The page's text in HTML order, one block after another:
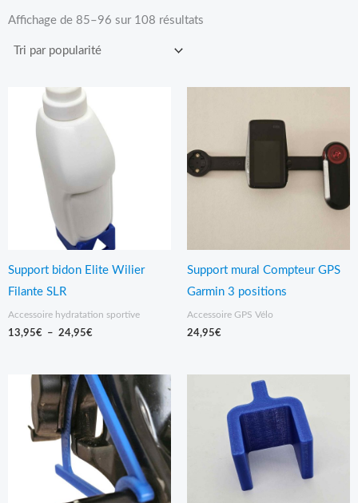
Affichage de 85–96 sur 108 résultats
Support bidon Elite Wilier
Filante SLR
Accessoire hydratation sportive
13,95€ – 24,95€
prix :
13,95€
Support mural Compteur GPS
Garmin 3 positions
Accessoire GPS Vélo
24,95€
Plage
de
prix :
5,95€
6,95€